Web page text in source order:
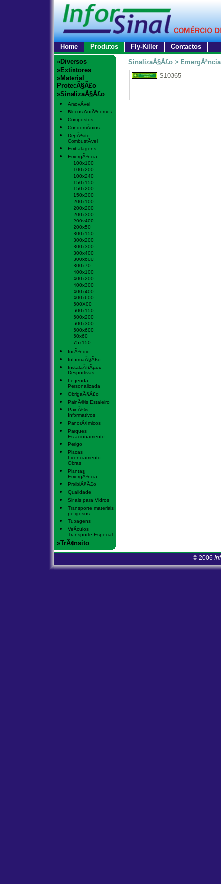
Home Produtos Fly-Killer
Contactos
»Diversos
»Extintores
»Material
ProtecÃ§Ã£o
»SinalizaÃ§Ã£o
AmovÃ­vel
Blocos AutÃ³nomos
Compostos
CondomÃ­nios
DepÃ³sito
CombustÃ­vel
Embalagens
EmergÃªncia
100x100
100x200
100x240
150x150
150x200
150x300
200x100
200x200
200x300
200x400
200x50
300x150
300x200
300x300
300x400
300x600
300x70
400x100
400x200
400x300
400x400
400x600
600X00
600x150
600x200
600x300
600x600
60x60
75x150
IncÃªndio
InformaÃ§Ã£o
InstalaÃ§Ãµes
Desportivas
Legenda
Personalizada
ObrigaÃ§Ã£o
PainÃ©is Estaleiro
PainÃ©is
Informativos
PanorÃ¢micos
Parques
Estacionamento
Perigo
Placas
Licenciamento
Obras
Plantas
EmergÃªncia
ProibiÃ§Ã£o
Qualidade
Sinais para Vidros
Transporte materiais
perigosos
Tubagens
VeÃ­culos
Transporte Especial
»TrÃ¢nsito
SinalizaÃ§Ã£o >
S10365
© 2006